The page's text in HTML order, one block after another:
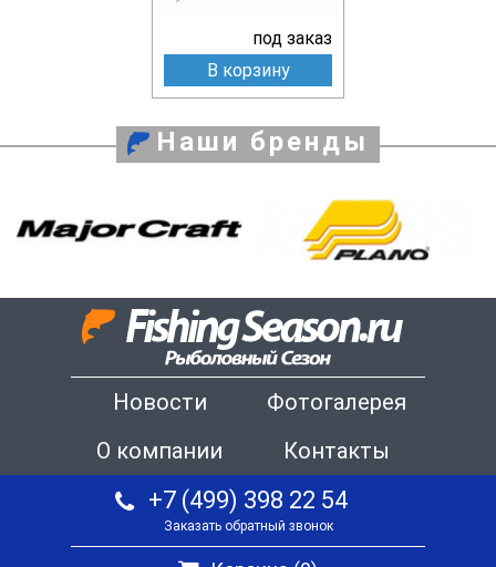
под заказ
В корзину
Наши бренды
Новости
Фотогалерея
О компании
Контакты
+7 (499) 398 22 54
Заказать обратный звонок